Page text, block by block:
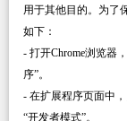
用于其他目的。为了
如下：
- 打开Chrome浏览器
序”。
- 在扩展程序页面中
“开发者模式”。